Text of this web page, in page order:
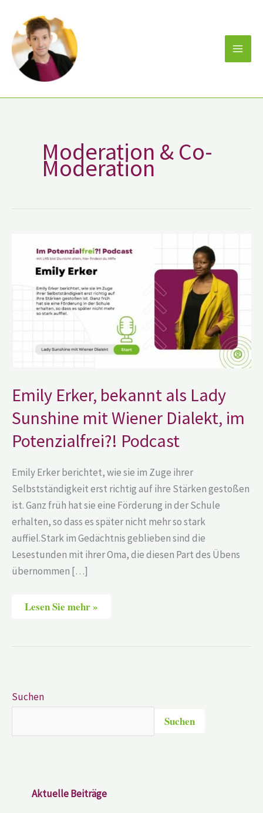
Inhalt
springen
Moderation & Co-
Moderation
Emily Erker, bekannt als Lady
Sunshine mit Wiener Dialekt, im
Potenzialfrei?! Podcast
Emily Erker berichtet, wie sie im Zuge ihrer
Selbstständigkeit erst richtig auf ihre Stärken gestoßen
ist. Ganz früh hat sie eine Förderung in der Schule
erhalten, so dass es später nicht mehr so stark
auffiel.Stark im Gedächtnis geblieben sind die
Lesestunden mit ihrer Oma, die diesen Part des Übens
übernommen […]
Erker,
bekannt
als
Lady
Sunshine
mit
Wiener
Dialekt,
Podcast
Lesen Sie mehr »
Suchen
Suchen
Aktuelle Beiträge